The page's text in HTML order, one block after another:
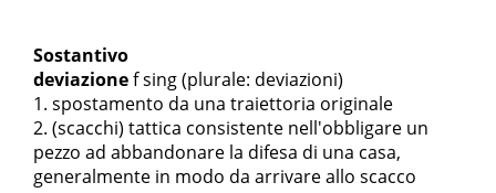
Sostantivo
deviazionef sing(plurale: deviazioni)
spostamento da una traiettoria originale
(scacchi) tattica consistente nell'obbligare un
pezzo ad abbandonare la difesa di una casa,
generalmente in modo da arrivare allo scacco